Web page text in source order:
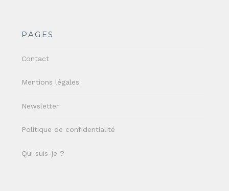
PAGES
Contact
Mentions légales
Newsletter
Politique de confidentialité
Qui suis-je ?